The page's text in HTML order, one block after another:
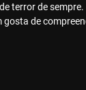
terror de
gosta de